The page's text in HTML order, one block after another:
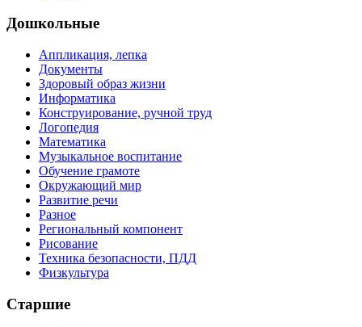
Дошкольные
Аппликация, лепка
Документы
Здоровый образ жизни
Информатика
Конструирование, ручной труд
Логопедия
Математика
Музыкальное воспитание
Обучение грамоте
Окружающий мир
Развитие речи
Разное
Региональный компонент
Рисование
Техника безопасности, ПДД
Физкультура
Старшие